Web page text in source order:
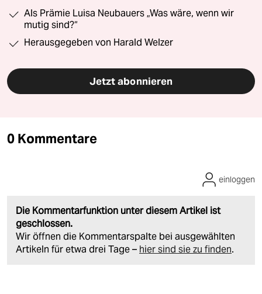
Als Prämie Luisa Neubauers „Was wäre, wenn wir
mutig sind?“
Herausgegeben von Harald Welzer
Jetzt abonnieren
0 Kommentare
Die Kommentarfunktion unter diesem Artikel ist
geschlossen.
Wir öffnen die Kommentarspalte bei ausgewählten
Artikeln für etwa drei Tage – hier sind sie zu finden.
einloggen